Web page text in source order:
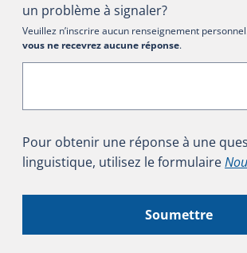
un problème à signaler?
Veuillez n’inscrire aucun renseignement
vous ne recevrez aucune réponse.
Pour obtenir une réponse à une
linguistique, utilisez le formulaire
Soumettre